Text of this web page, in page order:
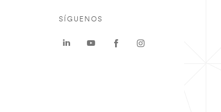
SÍGUENOS